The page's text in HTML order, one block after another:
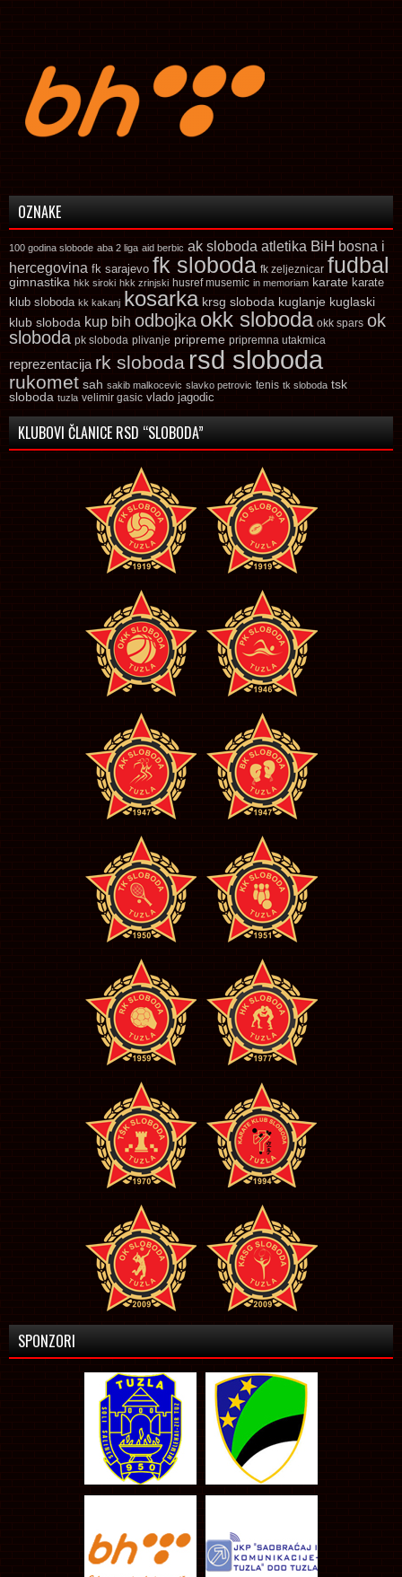
OZNAKE
100 godina slobode aba 2 liga aid berbic ak sloboda atletika BiH bosna i
hercegovina fk sarajevo fk sloboda fk zeljeznicar fudbal
gimnastika hkk siroki hkk zrinjski husref musemic in memoriam karate karate
klub sloboda kk kakanj kosarka krsg sloboda kuglanje kuglaski
klub sloboda kup bih odbojka okk sloboda okk spars ok
sloboda pk sloboda plivanje pripreme pripremna utakmica
reprezentacija rk sloboda rsd sloboda
rukomet sah sakib malkocevic slavko petrovic tenis tk sloboda tsk
sloboda tuzla velimir gasic vlado jagodic
KLUBOVI ČLANICE RSD “SLOBODA”
SPONZORI